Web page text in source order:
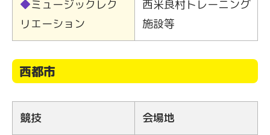
◆ミュージックレク
リエーション
西米良村トレーニング
施設等
西都市
競技 会場地